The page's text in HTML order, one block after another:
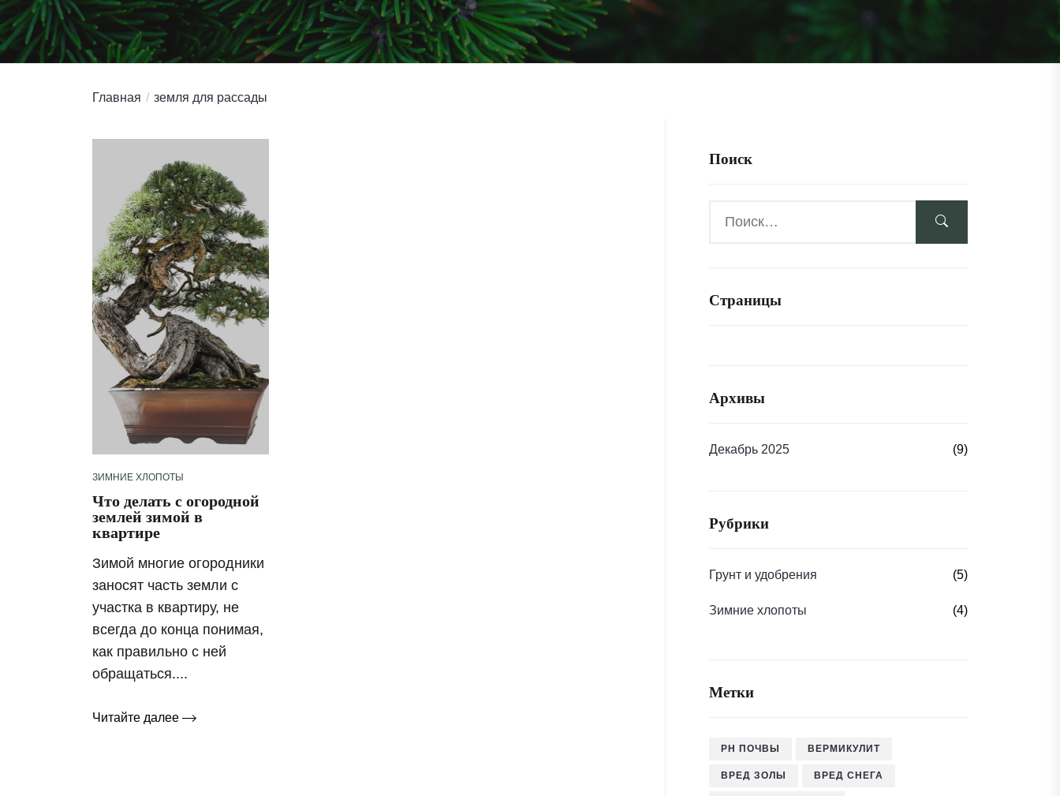
Главная земля для рассады
ЗИМНИЕ ХЛОПОТЫ
Что делать с огородной
землей зимой в
квартире
Зимой многие огородники
заносят часть земли с
участка в квартиру, не
всегда до конца понимая,
как правильно с ней
обращаться....
Читайте далее
Поиск
Страницы
Архивы
Декабрь 2025 (9)
Рубрики
Грунт и удобрения (5)
Зимние хлопоты (4)
Метки
PH ПОЧВЫ ВЕРМИКУЛИТ
ВРЕД ЗОЛЫ ВРЕД СНЕГА